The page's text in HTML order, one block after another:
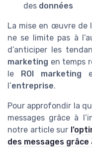
des données
La mise en œuvre de
ne se limite pas à
d’anticiper les
marketing en temps
le ROI marketing
l’entreprise.
Pour approfondir la
messages grâce à
notre article sur
des messages grâce